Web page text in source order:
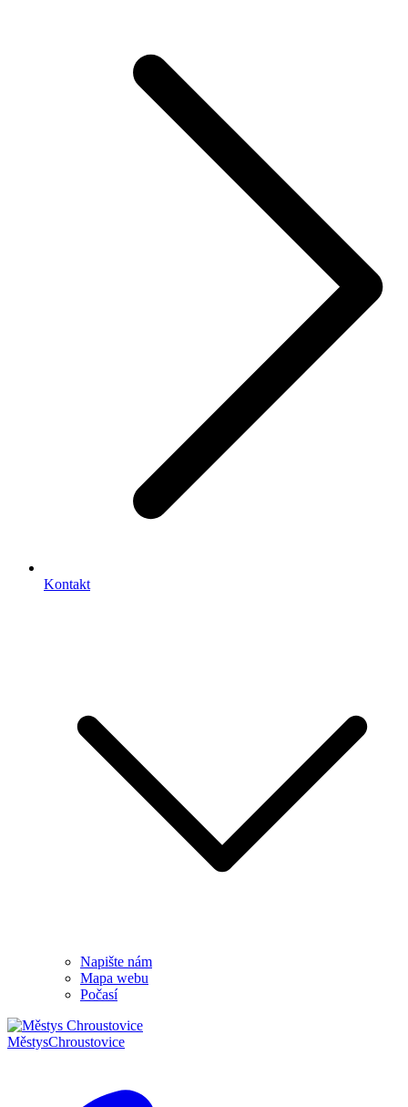
Kontakt
Napište nám
Mapa webu
Počasí
MěstysChroustovice